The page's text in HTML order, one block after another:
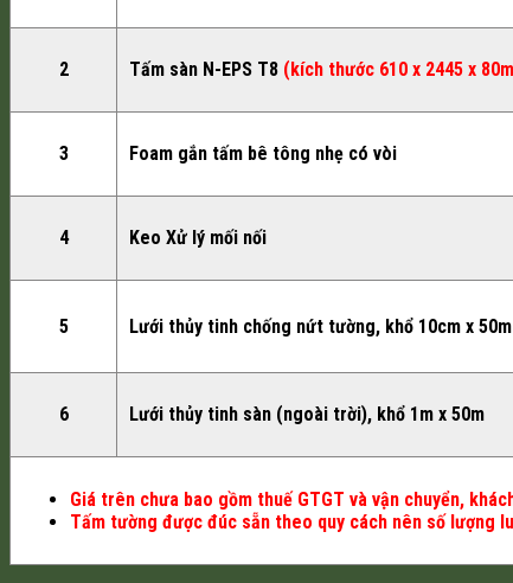
2 Tấm sàn N-EPS T8 (kích thước 610 x 2445 x
3 Foam gắn tấm bê tông nhẹ có vòi
4 Keo Xử lý mối nối
5 Lưới thủy tinh chống nứt tường, khổ 10cm x 50m
6 Lưới thủy tinh sàn (ngoài trời), khổ 1m x 50m
Giá trên chưa bao gồm thuế GTGT và vận chuyển,
Tấm tường được đúc sẵn theo quy cách nên số lượng